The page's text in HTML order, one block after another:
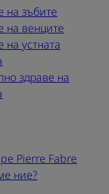
на зъбите
на венците
на устната
здраве на
Pierre Fabre
ние?